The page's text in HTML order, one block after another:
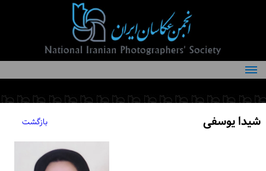
درباره انجمن
کمیته‌های انجمن
شیدا یوسفی بازگشت